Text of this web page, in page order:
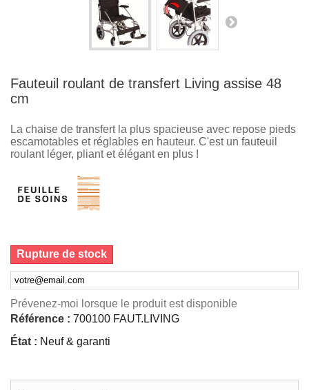
Fauteuil roulant de transfert Living assise 48
cm
La chaise de transfert la plus spacieuse avec repose pieds
escamotables et réglables en hauteur. C'est un fauteuil
roulant léger, pliant et élégant en plus !
Rupture de stock
Prévenez-moi lorsque le produit est disponible
Référence : 700100 FAUT.LIVING
État : Neuf & garanti